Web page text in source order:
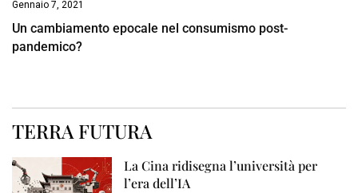
Gennaio 7, 2021
Un cambiamento epocale nel consumismo post-
pandemico?
TERRA FUTURA
La Cina ridisegna l’università per
l’era dell’IA